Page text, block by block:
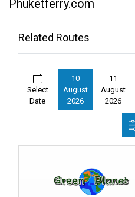
Phuketferry.com
Related Routes
Select
Date
10
August
2026
11
August
2026